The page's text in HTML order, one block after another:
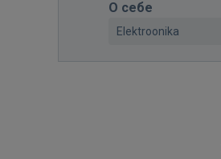
О себе
Elektroonika